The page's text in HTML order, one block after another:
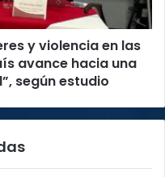
y violencia en las
avance hacia una
según estudio